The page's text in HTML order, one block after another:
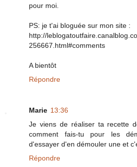
pour moi.
PS: je t'ai bloguée sur mon site :
http://
256667.html#comments
A bientôt
Répondre
Marie 13:36
Je viens de réaliser ta recette
comment fais-tu pour les
d'essayer d'en démouler une et
Répondre